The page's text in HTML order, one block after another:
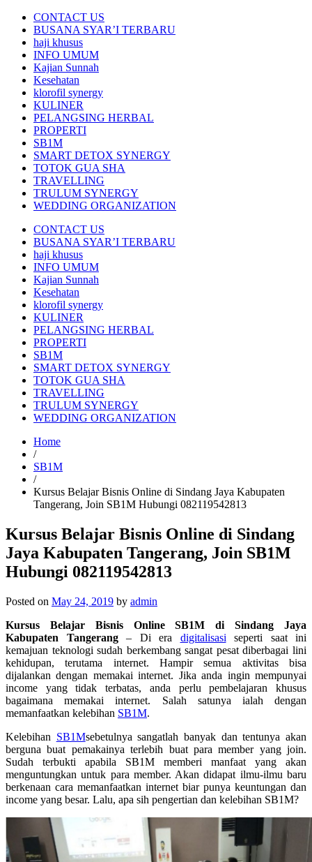
CONTACT US
BUSANA SYAR’I TERBARU
haji khusus
INFO UMUM
Kajian Sunnah
Kesehatan
klorofil synergy
KULINER
PELANGSING HERBAL
PROPERTI
SB1M
SMART DETOX SYNERGY
TOTOK GUA SHA
TRAVELLING
TRULUM SYNERGY
WEDDING ORGANIZATION
CONTACT US
BUSANA SYAR’I TERBARU
haji khusus
INFO UMUM
Kajian Sunnah
Kesehatan
klorofil synergy
KULINER
PELANGSING HERBAL
PROPERTI
SB1M
SMART DETOX SYNERGY
TOTOK GUA SHA
TRAVELLING
TRULUM SYNERGY
WEDDING ORGANIZATION
Home
/
SB1M
/
Kursus Belajar Bisnis Online di Sindang Jaya Kabupaten
Tangerang, Join SB1M Hubungi 082119542813
Kursus Belajar Bisnis Online di Sindang
Jaya Kabupaten Tangerang, Join SB1M
Hubungi 082119542813
Posted on May 24, 2019 by admin
Kursus Belajar Bisnis Online SB1M di Sindang Jaya
Kabupaten Tangerang– Di era digitalisasi seperti saat ini
kemajuan teknologi sudah berkembang sangat pesat diberbagai lini
kehidupan, terutama internet. Hampir semua aktivitas bisa
dijalankan dengan memakai internet. Jika anda ingin mempunyai
income yang tidak terbatas, anda perlu pembelajaran khusus
bagaimana memakai internet. Salah satunya ialah dengan
memanfaatkan kelebihan SB1M.
Kelebihan SB1Msebetulnya sangatlah banyak dan tentunya akan
berguna buat pemakainya terlebih buat para member yang join.
Sudah terbukti apabila SB1M memberi manfaat yang akan
menguntungkan untuk para member. Akan didapat ilmu-ilmu baru
berkenaan cara memanfaatkan internet biar punya keuntungan dan
income yang besar. Lalu, apa sih pengertian dan kelebihan SB1M?